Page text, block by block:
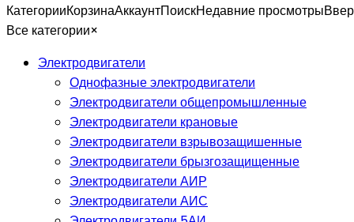
КатегорииКорзинаАккаунтПоискНедавние просмотры
Все категории×
Электродвигатели
Однофазные электродвигатели
Электродвигатели общепромышленные
Электродвигатели крановые
Электродвигатели взрывозащишенные
Электродвигатели брызгозащищенные
Электродвигатели АИР
Электродвигатели АИС